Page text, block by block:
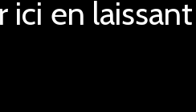
ici en laissant